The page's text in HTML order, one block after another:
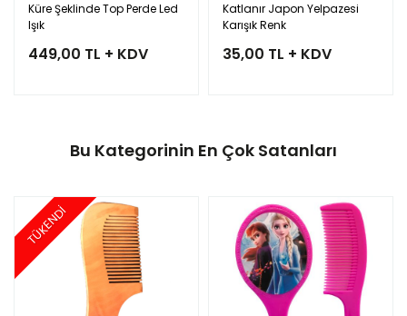
Küre Şeklinde Top Perde Led
Işık
449,00 TL + KDV
Katlanır Japon Yelpazesi
Karışık Renk
35,00 TL + KDV
Bu Kategorinin En Çok Satanları
TÜKENDİ